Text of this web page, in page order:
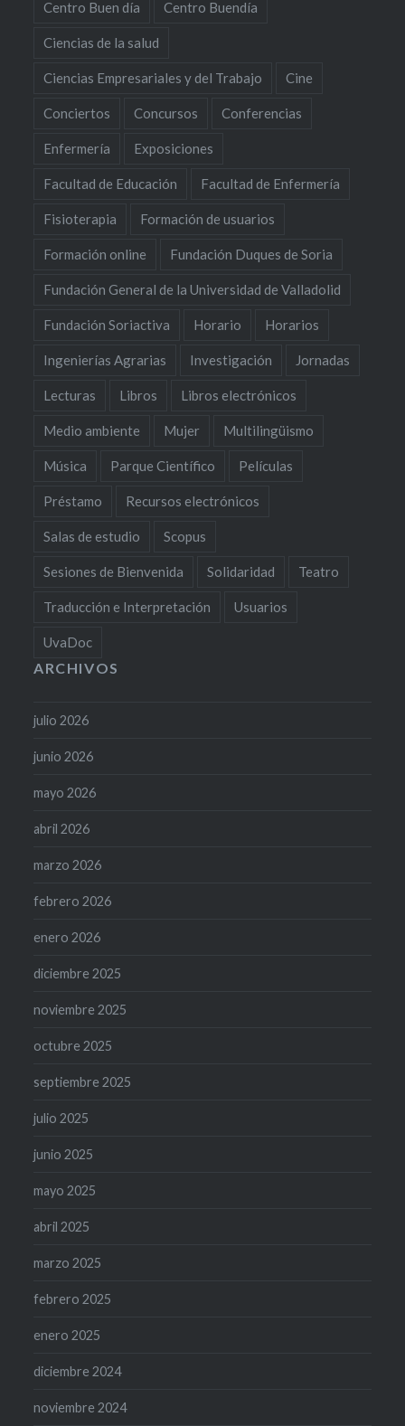
Centro Buen día Centro Buendía
Ciencias de la salud
Ciencias Empresariales y del Trabajo Cine
Conciertos Concursos Conferencias
Enfermería Exposiciones
Facultad de Educación Facultad de Enfermería
Fisioterapia Formación de usuarios
Formación online Fundación Duques de Soria
Fundación General de la Universidad de Valladolid
Fundación Soriactiva Horario Horarios
Ingenierías Agrarias Investigación Jornadas
Lecturas Libros Libros electrónicos
Medio ambiente Mujer Multilingüismo
Música Parque Científico Películas
Préstamo Recursos electrónicos
Salas de estudio Scopus
Sesiones de Bienvenida Solidaridad Teatro
Traducción e Interpretación Usuarios
UvaDoc
ARCHIVOS
julio 2026
junio 2026
mayo 2026
abril 2026
marzo 2026
febrero 2026
enero 2026
diciembre 2025
noviembre 2025
octubre 2025
septiembre 2025
julio 2025
junio 2025
mayo 2025
abril 2025
marzo 2025
febrero 2025
enero 2025
diciembre 2024
noviembre 2024